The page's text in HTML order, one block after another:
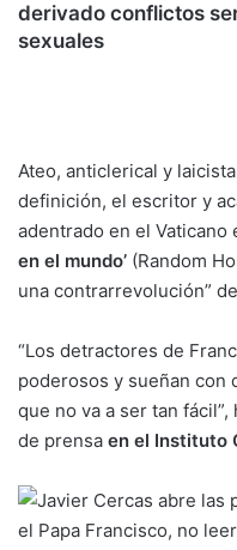
derivado conflictos
sexuales
Ateo, anticlerical y
definición, el escritor y
adentrado en el Vaticano
en el mundo’ (Random
una contrarrevolución”
“Los detractores de
poderosos y sueñan con
que no va a ser tan
de prensa en el Instituto